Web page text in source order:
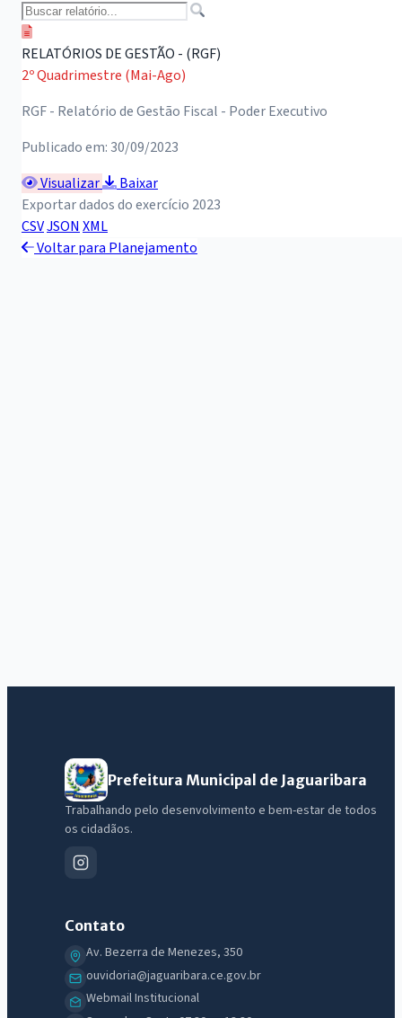
RELATÓRIOS DE GESTÃO - (RGF)
2º Quadrimestre (Mai-Ago)
RGF - Relatório de Gestão Fiscal - Poder Executivo
Publicado em: 30/09/2023
Visualizar
Baixar
Exportar dados do exercício 2023
CSVJSON XML
Voltar para Planejamento
Prefeitura Municipal de Jaguaribara
Trabalhando pelo desenvolvimento e bem-estar de todos
os cidadãos.
Contato
Av. Bezerra de Menezes, 350
ouvidoria@jaguaribara.ce.gov.br
Webmail Institucional